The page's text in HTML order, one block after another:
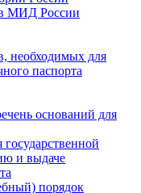
в МИД России
необходимых для
паспорта
оснований для
и выдаче
порядок